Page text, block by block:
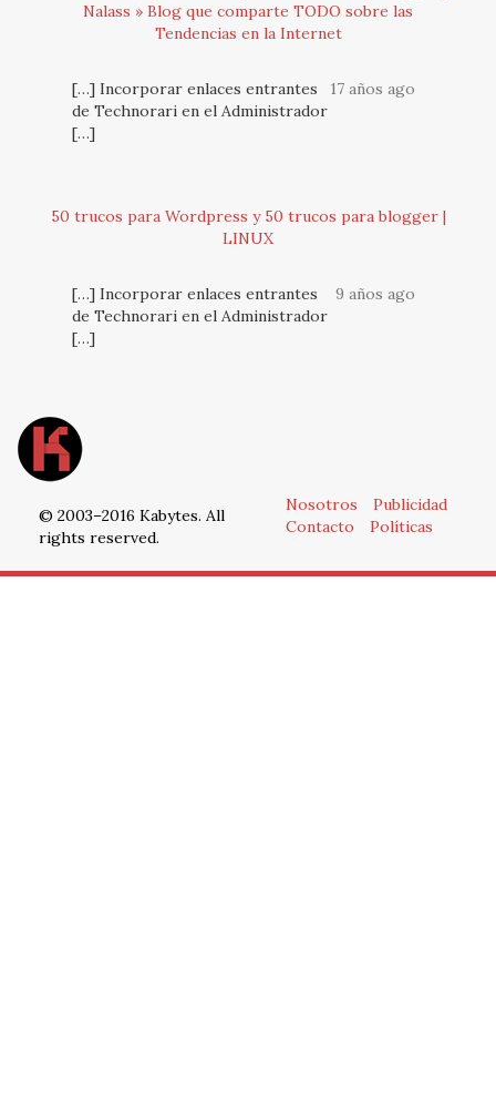
Nalass » Blog que comparte TODO sobre las
Tendencias en la Internet
17 años ago
[…] Incorporar enlaces entrantes
de Technorari en el Administrador
[…]
50 trucos para Wordpress y 50 trucos para blogger |
LINUX
9 años ago
[…] Incorporar enlaces entrantes
de Technorari en el Administrador
[…]
© 2003–2016 Kabytes. All
rights reserved.
Nosotros
Publicidad
Contacto
Políticas